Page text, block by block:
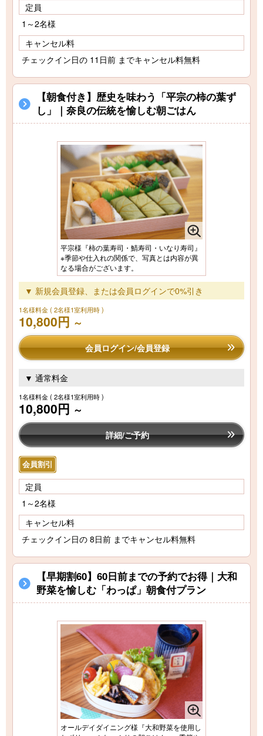
定員
1～2名様
キャンセル料
チェックイン日の 11日前 までキャンセル料無料
【朝食付き】歴史を味わう「平宗の柿の葉ず
し」｜奈良の伝統を愉しむ朝ごはん
平宗様『柿の葉寿司・鯖寿司・いなり寿司』
※季節や仕入れの関係で、写真とは内容が異
なる場合がございます。
▼ 新規会員登録、または会員ログインで0%引き
1名様料金( 2名様1室利用時 )
10,800円 ～
会員ログイン/会員登録
▼ 通常料金
1名様料金( 2名様1室利用時 )
10,800円 ～
詳細/ご予約
会員割引
定員
1～2名様
キャンセル料
チェックイン日の 8日前 までキャンセル料無料
【早期割60】60日前までの予約でお得｜大和
野菜を愉しむ「わっぱ」朝食付プラン
オールデイダイニング様『大和野菜を使用し